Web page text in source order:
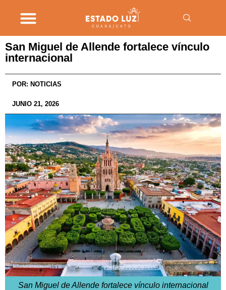
San Miguel de Allende fortalece vínculo
internacional
POR: NOTICIAS
JUNIO 21, 2026
San Miguel de Allende fortalece vínculo internacional